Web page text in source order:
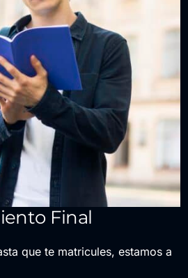
Final
que te matricules, estamos a